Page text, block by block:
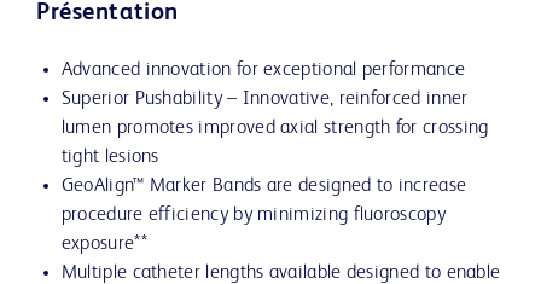
Présentation
Advanced innovation for exceptional performance
Superior Pushability – Innovative, reinforced inner
lumen promotes improved axial strength for crossing
tight lesions
GeoAlign™ Marker Bands are designed to increase
procedure efficiency by minimizing fluoroscopy
exposure**
Multiple catheter lengths available designed to enable